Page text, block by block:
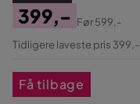
Pris
399,-
Original
Før599,-
Tidligere laveste pris 399,-
Få tilbage